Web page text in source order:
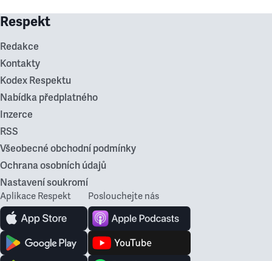
Respekt
Redakce
Kontakty
Kodex Respektu
Nabídka předplatného
Inzerce
RSS
Všeobecné obchodní podmínky
Ochrana osobních údajů
Nastavení soukromí
Aplikace Respekt Poslouchejte nás